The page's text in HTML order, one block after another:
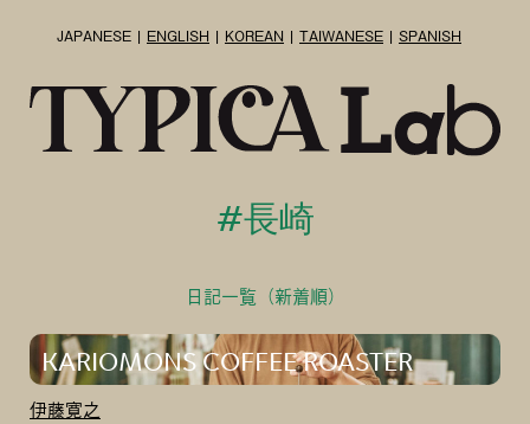
JAPANESE ENGLISH KOREAN TAIWANESE SPANISH
#長崎
日記一覧（新着順）
KARIOMONS COFFEE ROASTER
伊藤寛之